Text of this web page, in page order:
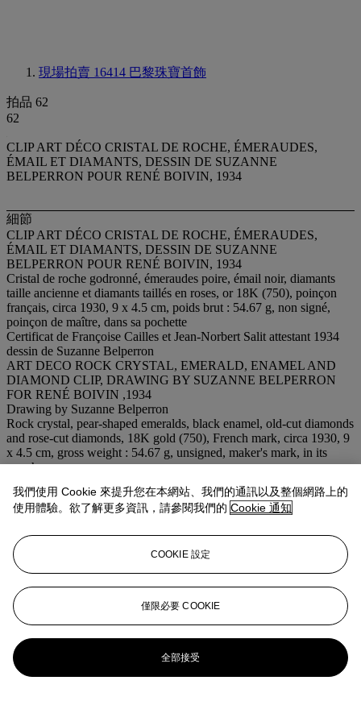
現場拍賣 16414 巴黎珠寶首飾
拍品 62
62
CLIP ART DÉCO CRISTAL DE ROCHE, ÉMERAUDES,
ÉMAIL ET DIAMANTS, DESSIN DE SUZANNE
BELPERRON POUR RENÉ BOIVIN, 1934
細節
CLIP ART DÉCO CRISTAL DE ROCHE, ÉMERAUDES,
ÉMAIL ET DIAMANTS, DESSIN DE SUZANNE
BELPERRON POUR RENÉ BOIVIN, 1934
Cristal de roche godronné, émeraudes poire, émail noir, diamants
taille ancienne et diamants taillés en roses, or 18K (750), poinçon
français, circa 1930, 9 x 4.5 cm, poids brut : 54.67 g, non signé,
poinçon de maître, dans sa pochette
Certificat de Françoise Cailles et Jean-Norbert Salit attestant 1934
dessin de Suzanne Belperron
ART DECO ROCK CRYSTAL, EMERALD, ENAMEL AND
DIAMOND CLIP, DRAWING BY SUZANNE BELPERRON
FOR RENÉ BOIVIN ,1934
Drawing by Suzanne Belperron
Rock crystal, pear-shaped emeralds, black enamel, old-cut diamonds
and rose-cut diamonds, 18K gold (750), French mark, circa 1930, 9
x 4.5 cm, gross weight : 54.67 g, unsigned, maker's mark, in its
pouch
1934, drawing by Suzanne Belperron
拍場告示
Suzanne Belperron for René Boivin.
更多來自巴黎珠寶首飾
查看全部
我們使用 Cookie 來提升您在本網站、我們的通訊以及整個網路上的
使用體驗。欲了解更多資訊，請參閱我們的 Cookie 通知
COOKIE 設定
僅限必要 COOKIE
全部接受